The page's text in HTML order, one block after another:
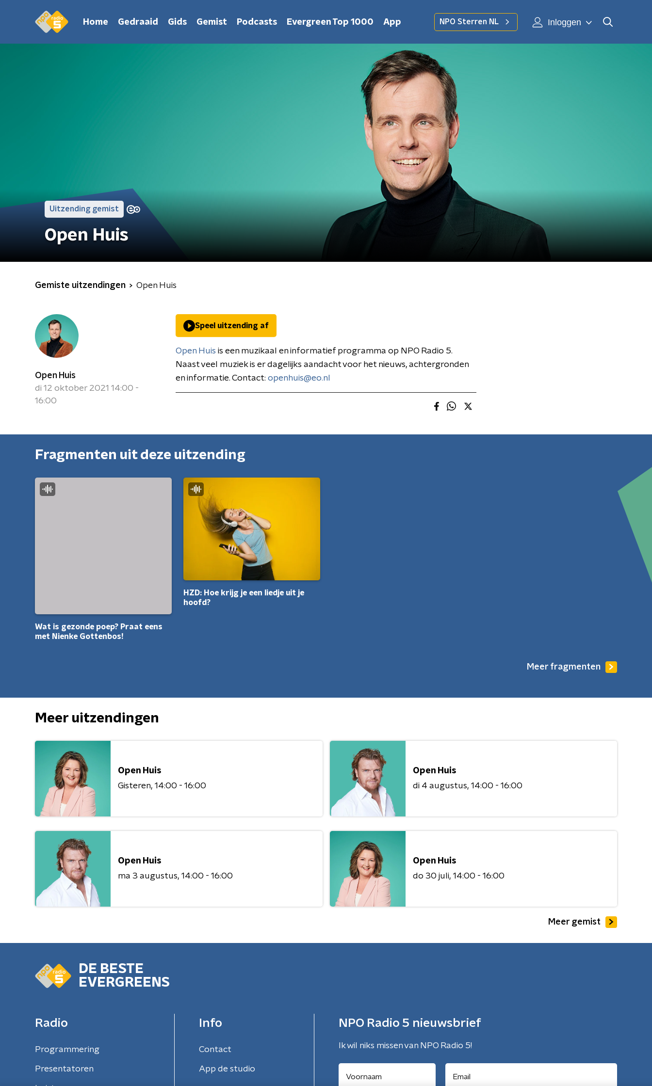
Home Gedraaid Gids Gemist Podcasts Evergreen Top 1000 App NPO Sterren NL Inloggen
Uitzending gemist
Open Huis
Gemiste uitzendingen Open Huis
Open Huis
di 12 oktober 2021 14:00 -
16:00
Speel uitzending af
Open Huis is een muzikaal en informatief programma op NPO Radio 5.
Naast veel muziek is er dagelijks aandacht voor het nieuws, achtergronden
en informatie. Contact: openhuis@eo.nl
Fragmenten uit deze uitzending
Wat is gezonde poep? Praat eens
met Nienke Gottenbos!
HZD: Hoe krijg je een liedje uit je
hoofd?
Meer fragmenten
Meer uitzendingen
Open Huis
Gisteren 14:00 - 16:00
Open Huis
di 4 augustus 14:00 - 16:00
Open Huis
ma 3 augustus 14:00 - 16:00
Open Huis
do 30 juli 14:00 - 16:00
Meer gemist
DE BESTE
EVERGREENS
Radio
Programmering
Presentatoren
Info
Contact
App de studio
NPO Radio 5 nieuwsbrief
Ik wil niks missen van NPO Radio 5!